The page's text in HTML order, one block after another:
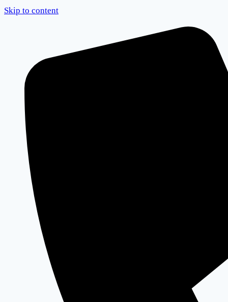
Skip to content